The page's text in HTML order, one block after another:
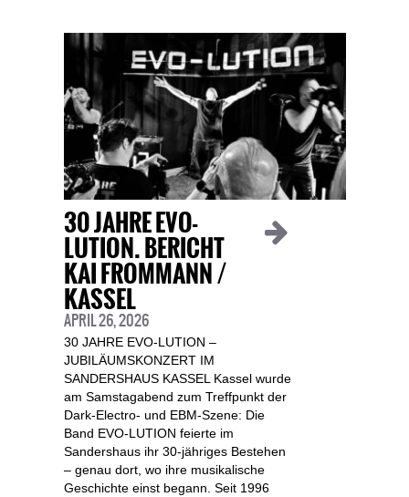
30 JAHRE EVO-
LUTION. BERICHT
KAI FROMMANN /
KASSEL
APRIL 26, 2026
30 JAHRE EVO-LUTION –
JUBILÄUMSKONZERT IM
SANDERSHAUS KASSEL Kassel wurde
am Samstagabend zum Treffpunkt der
Dark-Electro- und EBM-Szene: Die
Band EVO-LUTION feierte im
Sandershaus ihr 30-jähriges Bestehen
– genau dort, wo ihre musikalische
Geschichte einst begann. Seit 1996